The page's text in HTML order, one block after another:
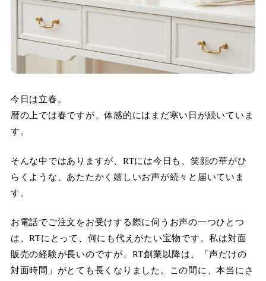
今日は立春。
暦の上では春ですが、体感的にはまだ寒い日が続いていま
す。
そんな中ではありますが、RTには今日も、笑顔の華がひ
らくような、あたたかく嬉しいお声が続々と届いていま
す。
お電話でご注文をお受けする際に伺うお声の一つひとつ
は、RTにとって、何にも代えがたい宝物です。私は対面
販売の経験が長いのですが、RT創業以降は、「声だけの
対面時間」がとても長くなりました。この間に、本当にさ